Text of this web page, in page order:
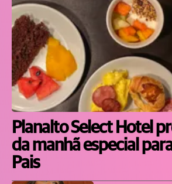
Planalto Select Hotel
da manhã especial
Pais